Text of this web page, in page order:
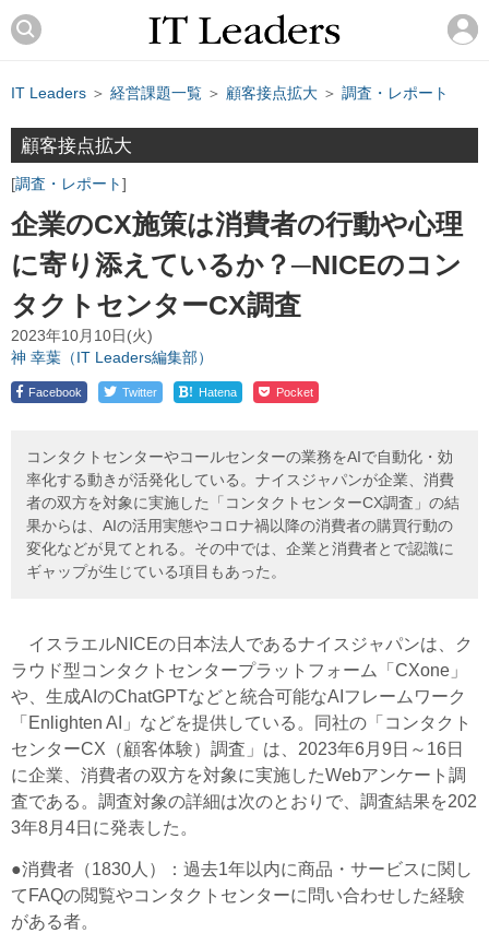
IT Leaders ＞ 経営課題一覧 ＞ 顧客接点拡大 ＞ 調査・レポート
顧客接点拡大
調査・レポート
企業のCX施策は消費者の行動や心理
に寄り添えているか？─NICEのコン
タクトセンターCX調査
2023年10月10日(火)
神 幸葉（IT Leaders編集部）
Facebook Twitter ! Hatena Pocket
コンタクトセンターやコールセンターの業務をAIで自動化・効
率化する動きが活発化している。ナイスジャパンが企業、消費
者の双方を対象に実施した「コンタクトセンターCX調査」の結
果からは、AIの活用実態やコロナ禍以降の消費者の購買行動の
変化などが見てとれる。その中では、企業と消費者とで認識に
ギャップが生じている項目もあった。
イスラエルNICEの日本法人であるナイスジャパンは、ク
ラウド型コンタクトセンタープラットフォーム「CXone」
や、生成AIのChatGPTなどと統合可能なAIフレームワーク
「Enlighten AI」などを提供している。同社の「コンタクト
センターCX（顧客体験）調査」は、2023年6月9日～16日
に企業、消費者の双方を対象に実施したWebアンケート調
査である。調査対象の詳細は次のとおりで、調査結果を202
3年8月4日に発表した。
●消費者（1830人）：過去1年以内に商品・サービスに関し
てFAQの閲覧やコンタクトセンターに問い合わせした経験
がある者。